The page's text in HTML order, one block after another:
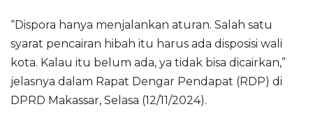
“Dispora hanya menjalankan aturan. Salah satu
syarat pencairan hibah itu harus ada disposisi wali
kota. Kalau itu belum ada, ya tidak bisa dicairkan,”
jelasnya dalam Rapat Dengar Pendapat (RDP) di
DPRD Makassar, Selasa (12/11/2024).